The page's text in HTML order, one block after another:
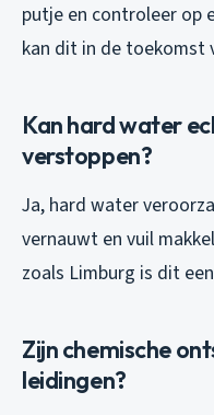
putje en controleer op
kan dit in de toekomst
Kan hard water
verstoppen?
Ja, hard water
vernauwt en vuil
zoals Limburg is dit
Zijn chemische
leidingen?